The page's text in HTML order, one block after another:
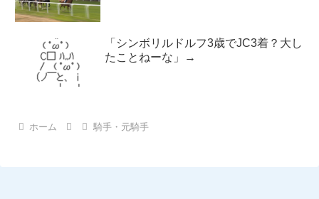
「シンボリルドルフ3歳でJC3着？大し
たことねーな」→
ホーム 騎手・元騎手